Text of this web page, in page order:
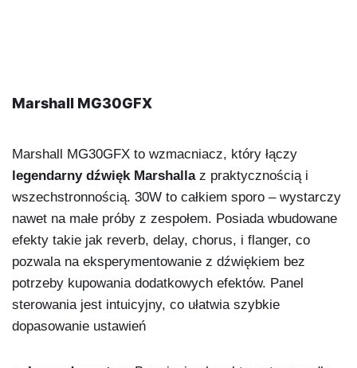
Marshall MG30GFX
Marshall MG30GFX to wzmacniacz, który łączy
legendarny dźwięk Marshallaz praktycznością i
wszechstronnością. 30W to całkiem sporo – wystarczy
nawet na małe próby z zespołem. Posiada wbudowane
efekty takie jak reverb, delay, chorus, i flanger, co
pozwala na eksperymentowanie z dźwiękiem bez
potrzeby kupowania dodatkowych efektów. Panel
sterowania jest intuicyjny, co ułatwia szybkie
dopasowanie ustawień